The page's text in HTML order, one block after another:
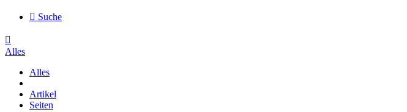
Suche
Alles
Alles
Artikel
Seiten